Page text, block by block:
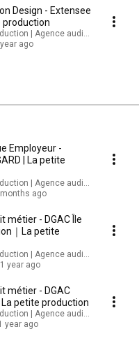
Design - Extensee
production
| Agence audiovisuelle
ago
Employeur -
| La petite
| Agence audiovisuelle
ago
métier - DGAC Île
｜La petite
| Agence audiovisuelle
1 year ago
métier - DGAC
petite production
| Agence audiovisuelle
year ago